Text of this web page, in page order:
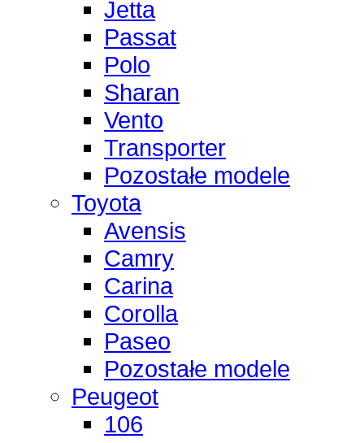
Jetta
Passat
Polo
Sharan
Vento
Transporter
Pozostałe modele
Toyota
Avensis
Camry
Carina
Corolla
Paseo
Pozostałe modele
Peugeot
106